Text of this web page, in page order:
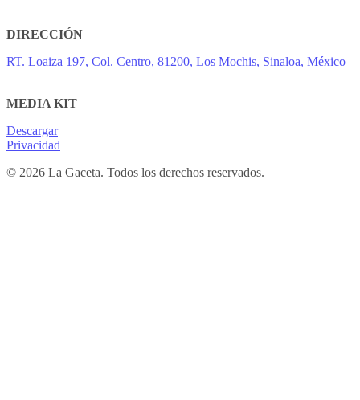
DIRECCIÓN
RT. Loaiza 197, Col. Centro, 81200, Los Mochis, Sinaloa, México
MEDIA KIT
Descargar
Privacidad
© 2026 La Gaceta. Todos los derechos reservados.